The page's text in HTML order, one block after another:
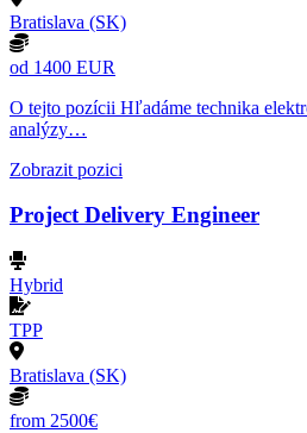
Bratislava (SK)
od 1400 EUR
O tejto pozícii Hľadáme technika
analýzy…
Zobrazit pozici
Project Delivery Engineer
Hybrid
TPP
Bratislava (SK)
from 2500€